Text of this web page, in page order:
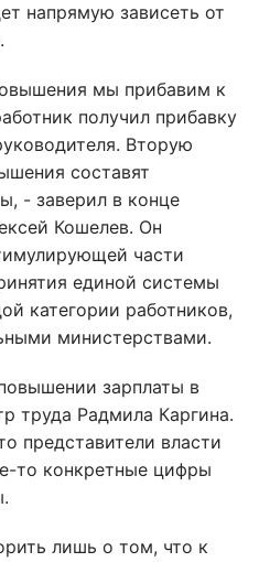
напрямую зависеть от
мы прибавим к
получил прибавку
Вторую
составят
- заверил в конце
Кошелев. Он
части
единой системы
категории работников,
министерствами.
зарплаты в
труда Радмила Каргина.
представители власти
то конкретные цифры
лишь о том, что к